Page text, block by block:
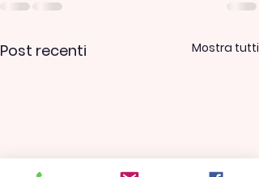
Post recenti Mostra tutti